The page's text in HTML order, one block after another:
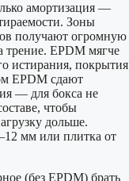
амортизация —
Зоны
получают огромную
трение. EPDM мягче
истирания, покрытия
EPDM сдают
— для бокса не
чтобы
дольше.
мм или плитка от
(без EPDM) брать